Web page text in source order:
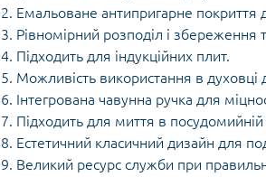
2. Емальоване антипригарне покриття
3. Рівномірний розподіл і збереження
4. Підходить для індукційних плит.
5. Можливість використання в духовці
6. Інтегрована чавунна ручка для
7. Підходить для миття в
8. Естетичний класичний дизайн для
9. Великий ресурс служби при